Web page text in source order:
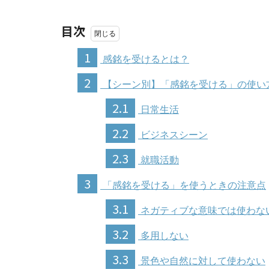
目次
1
感銘を受けるとは？
2 【シーン別】「感銘を受ける」の使い
2.1 日常生活
2.2 ビジネスシーン
2.3 就職活動
3 「感銘を受ける」を使うときの注意点
3.1 ネガティブな意味では使わな
3.2 多用しない
3.3 景色や自然に対して使わない